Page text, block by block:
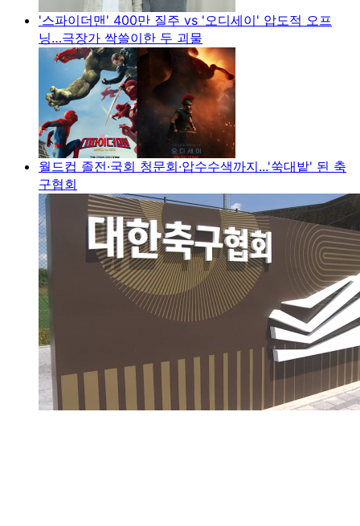
'스파이더맨' 400만 질주 vs '오디세이' 압도적 오프
닝…극장가 싹쓸이한 두 괴물
월드컵 졸전·국회 청문회·압수수색까지...'쑥대밭' 된 축
구협회